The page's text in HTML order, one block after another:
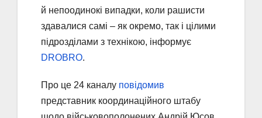
й непоодинокі випадки, коли рашисти
здавалися самі – як окремо, так і цілими
підрозділами з технікою, інформує
DROBRO.
Про це 24 каналу повідомив
представник координаційного штабу